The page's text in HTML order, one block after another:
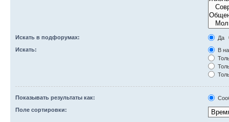
Искать в подфорумах:
Да
Искать:
В
Показывать результаты как:
Поле сортировки: